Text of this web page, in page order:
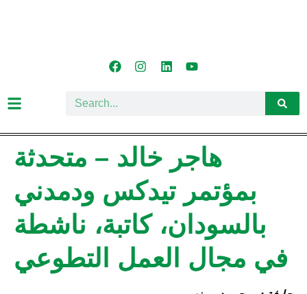
هاجر خالد – متحدثة
بمؤتمر تيدكس ودمدني
بالسودان، كاتبة، ناشطة
في مجال العمل التطوعي